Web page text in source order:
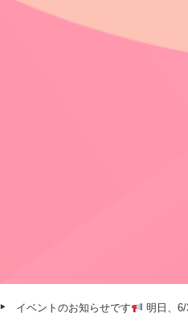
イベントのお知らせです 明日、